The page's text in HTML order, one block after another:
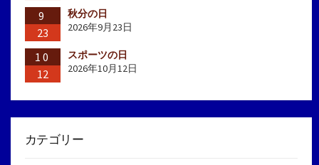
9
23
秋分の日
2026年9月23日
10
12
スポーツの日
2026年10月12日
カテゴリー